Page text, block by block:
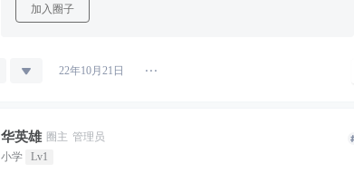
加入圈子
22年10月21日
华英雄 圈主 管理员
小学
Lv1